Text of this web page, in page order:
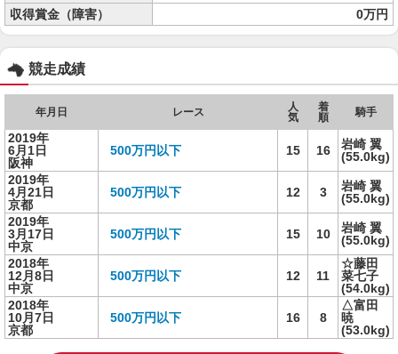
収得賞金（障害）
0万円
競走成績
年月日 レース
人
気
着
順
騎手
2019年
6月1日
阪神
500万円以下 15 16
岩崎 翼
(55.0kg)
2019年
4月21日
京都
500万円以下 12 3
岩崎 翼
(55.0kg)
2019年
3月17日
中京
500万円以下 15 10
岩崎 翼
(55.0kg)
2018年
12月8日
中京
500万円以下 12 11
☆藤田
菜七子
(54.0kg)
2018年
10月7日
京都
500万円以下 16 8
△富田
暁
(53.0kg)